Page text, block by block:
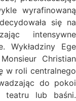
wyrafinowaną
się na
intensywne
Wykładziny Ege
Christian
w roli centralnego
do pokoi
teatru lub baśni.